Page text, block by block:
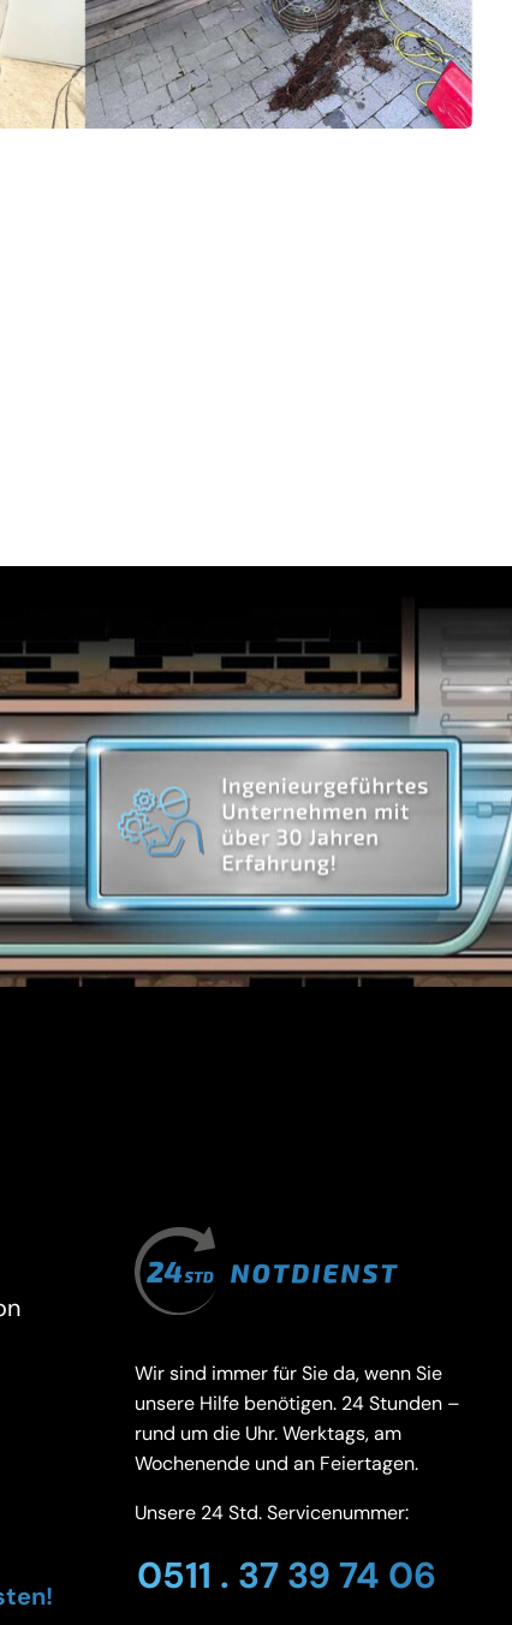
Wir sind immer für Sie da, wenn Sie
unsere Hilfe benötigen. 24 Stunden –
rund um die Uhr. Werktags, am
Wochenende und an Feiertagen.
Unsere 24 Std. Servicenummer:
0511 . 37 39 74 06